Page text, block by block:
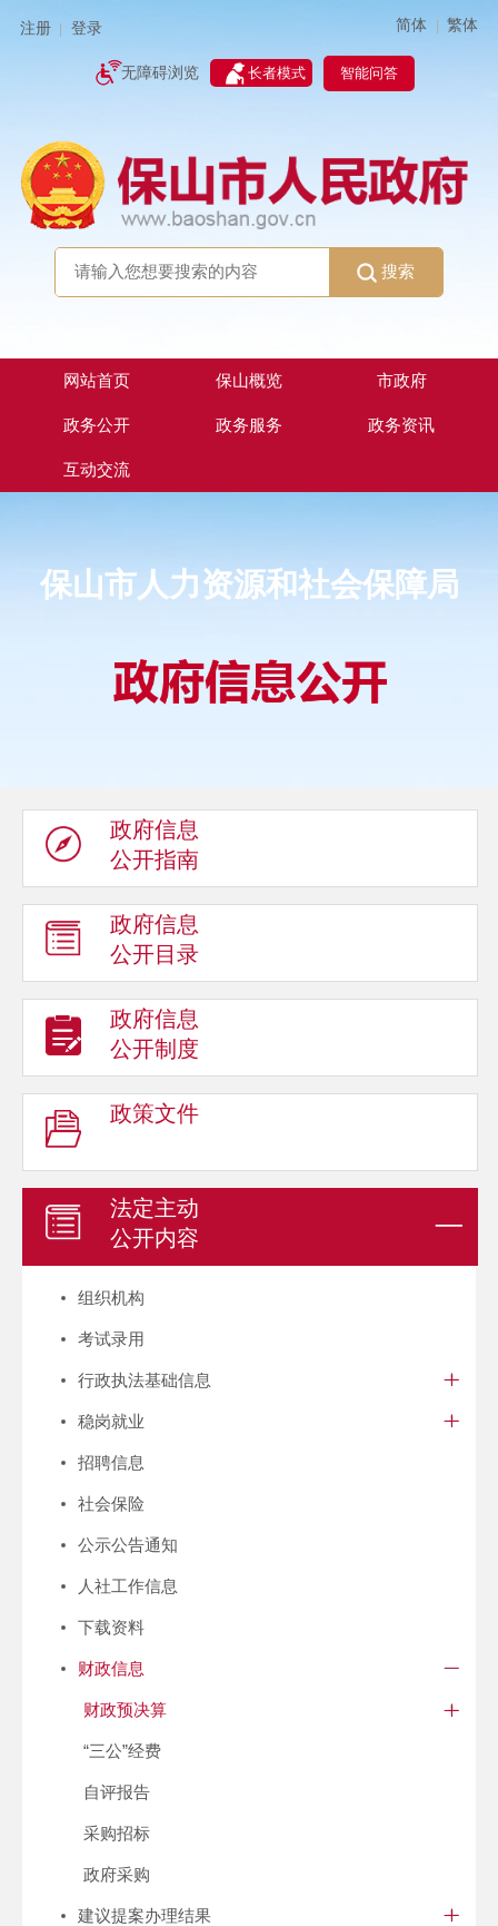
注册 登录 简体 | 繁体
无障碍浏览 长者模式 智能问答
搜索
网站首页 保山概览 市政府
政务公开 政务服务 政务资讯
互动交流
保山市人力资源和社会保障局
政府信息
公开指南
政府信息
公开目录
政府信息
公开制度
政策文件
法定主动
公开内容
组织机构
考试录用
行政执法基础信息
稳岗就业
招聘信息
社会保险
公示公告通知
人社工作信息
下载资料
财政信息
财政预决算
“三公”经费
自评报告
采购招标
政府采购
建议提案办理结果